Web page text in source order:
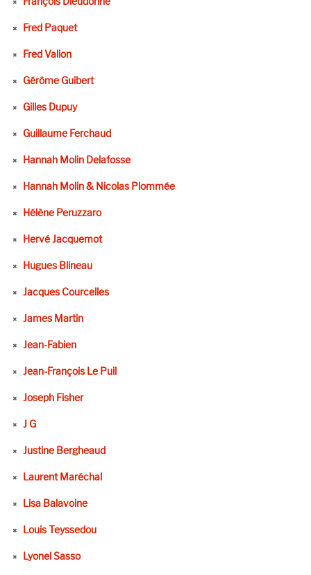
Fred Paquet
Fred Valion
Gérôme Guibert
Gilles Dupuy
Guillaume Ferchaud
Hannah Molin Delafosse
Hannah Molin & Nicolas Plommée
Hélène Peruzzaro
Hervé Jacquemot
Hugues Blineau
Jacques Courcelles
James Martin
Jean-Fabien
Jean-François Le Puil
Joseph Fisher
J G
Justine Bergheaud
Laurent Maréchal
Lisa Balavoine
Louis Teyssedou
Lyonel Sasso